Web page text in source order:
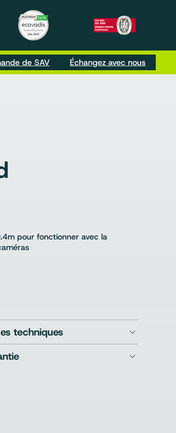
de SAV Échangez avec nous
pour fonctionner avec la
techniques